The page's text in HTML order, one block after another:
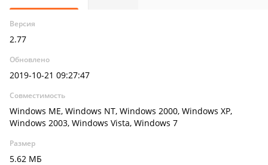
Версия
2.77
Обновлено
2019-10-21 09:27:47
Совместимость
Windows ME, Windows NT, Windows 2000, Windows XP,
Windows 2003, Windows Vista, Windows 7
Размер
5.62 МБ